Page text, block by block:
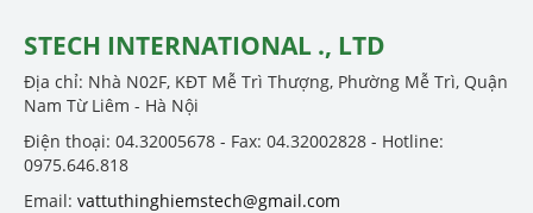
STECH INTERNATIONAL ., LTD
Địa chỉ: Nhà N02F, KĐT Mễ Trì Thượng, Phường Mễ Trì, Quận
Nam Từ Liêm - Hà Nội
Điện thoại: 04.32005678 - Fax: 04.32002828 - Hotline:
0975.646.818
Email: vattuthinghiemstech@gmail.com